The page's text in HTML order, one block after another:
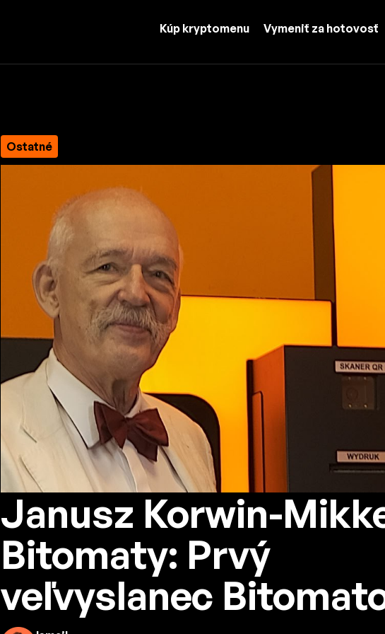
Kúp kryptomenu Vymeniť za hotovosť
Ostatné
Janusz Korwin-
Bitomaty: Prvý
veľvyslanec